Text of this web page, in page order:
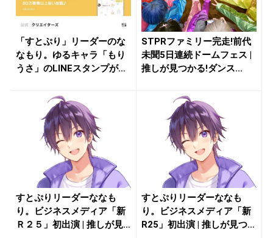
「すとぷり」リーダーのな
なもり。ゆるキャラ「もり
うさ」のLINEスタンプがク
STPRファミリー完走!前代
未聞5日連続ドームフェス |
推しが見つかる!ダンス...
すとぷりリーダーななも
り。ビジネスメディア「新
Ｒ２５」初出演 | 推しが見
すとぷりリーダーななも
り。ビジネスメディア「新
R25」初出演 | 推しが見つか